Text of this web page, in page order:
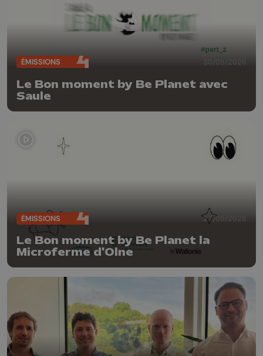
ÉMISSIONS 30/05/2026
Le Bon moment by Be Planet avec
Saule
ÉMISSIONS 27/05/2026
Le Bon moment by Be Planet la
Microferme d'Olne